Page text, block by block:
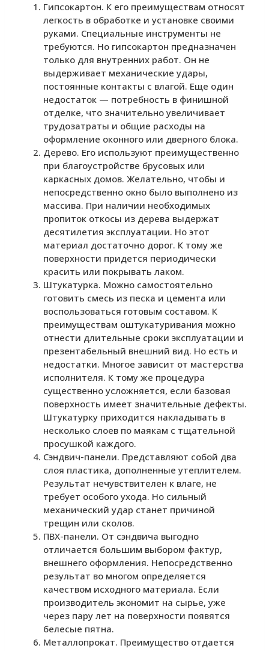
Гипсокартон. К его преимуществам относят
легкость в обработке и установке своими
руками. Специальные инструменты не
требуются. Но гипсокартон предназначен
только для внутренних работ. Он не
выдерживает механические удары,
постоянные контакты с влагой. Еще один
недостаток — потребность в финишной
отделке, что значительно увеличивает
трудозатраты и общие расходы на
оформление оконного или дверного блока.
Дерево. Его используют преимущественно
при благоустройстве брусовых или
каркасных домов. Желательно, чтобы и
непосредственно окно было выполнено из
массива. При наличии необходимых
пропиток откосы из дерева выдержат
десятилетия эксплуатации. Но этот
материал достаточно дорог. К тому же
поверхности придется периодически
красить или покрывать лаком.
Штукатурка. Можно самостоятельно
готовить смесь из песка и цемента или
воспользоваться готовым составом. К
преимуществам оштукатуривания можно
отнести длительные сроки эксплуатации и
презентабельный внешний вид. Но есть и
недостатки. Многое зависит от мастерства
исполнителя. К тому же процедура
существенно усложняется, если базовая
поверхность имеет значительные дефекты.
Штукатурку приходится накладывать в
несколько слоев по маякам с тщательной
просушкой каждого.
Сэндвич-панели. Представляют собой два
слоя пластика, дополненные утеплителем.
Результат нечувствителен к влаге, не
требует особого ухода. Но сильный
механический удар станет причиной
трещин или сколов.
ПВХ-панели. От сэндвича выгодно
отличается большим выбором фактур,
внешнего оформления. Непосредственно
результат во многом определяется
качеством исходного материала. Если
производитель экономит на сырье, уже
через пару лет на поверхности появятся
белесые пятна.
Металлопрокат. Преимущество отдается